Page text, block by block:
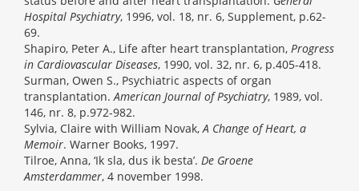
Hospital Psychiatry, 1996, vol. 18, nr. 6, Supplement, p.62-
69.
Shapiro, Peter A., Life after heart transplantation, Progress
in Cardiovascular Diseases, 1990, vol. 32, nr. 6, p.405-418.
Surman, Owen S., Psychiatric aspects of organ
transplantation.American Journal of Psychiatry, 1989, vol.
146, nr. 8, p.972-982.
Sylvia, Claire with William Novak,A Change of Heart, a
Memoir. Warner Books, 1997.
Tilroe, Anna, ‘Ik sla, dus ik besta’. De Groene
Amsterdammer, 4 november 1998.